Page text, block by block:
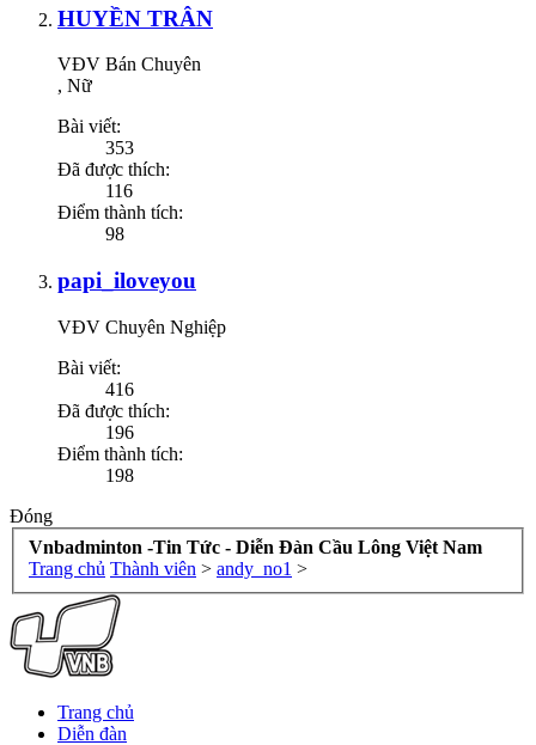
HUYỀN TRÂN
VĐV Bán Chuyên
, Nữ
Bài viết:
353
Đã được thích:
116
Điểm thành tích:
98
papi_iloveyou
VĐV Chuyên Nghiệp
Bài viết:
416
Đã được thích:
196
Điểm thành tích:
198
Đóng
Vnbadminton -Tin Tức - Diễn Đàn Cầu Lông Việt Nam
Trang chủ Thành viên > andy_no1 >
Trang chủ
Diễn đàn